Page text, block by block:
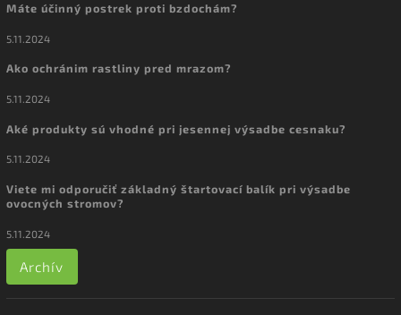
Máte účinný postrek proti bzdochám?
5.11.2024
Ako ochránim rastliny pred mrazom?
5.11.2024
Aké produkty sú vhodné pri jesennej výsadbe cesnaku?
5.11.2024
Viete mi odporučiť základný štartovací balík pri výsadbe
ovocných stromov?
5.11.2024
Archív